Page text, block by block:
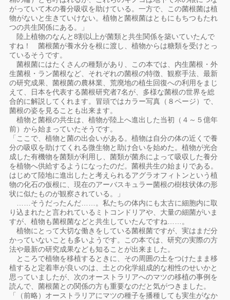
がっていて木の養分吸収を助けている。一方で、この菌根菌は植
物がないと生きていけない。植物と菌根菌はともにもちつもたれ
つの共生関係にある。」
陸上植物のなんと8割以上が菌類と共生関係を築いていたんで
すね！ 菌根菌が養水分を根に渡し、植物からは糖類を受けとっ
ているそうです。
菌根菌にはたくさんの種類があり、この本では、内生菌根・外
生菌根・ラン菌根など、それぞれの菌根の特徴、観察手法、最新
の研究成果、菌根菌の農林業、荒廃地の植生回復への利用をまじ
えて、日本を代表する菌根研究者7名が、多様な菌根の世界を総
合的に解説してくれます。冒頭ではカラー写真（８ページ）で、
菌根の姿を見ることも出来ます。
植物と菌根の共生は、植物が陸上へ進出した当初（４～５億年
前）から始まっていたそうです。
「ここで、植物と菌の出会いがある。植物は自分の体の近くで養
分の吸収を助けてくれる微生物と助け合いを始めた。植物が光合
成した有機物を菌類が利用し、菌類が菌糸によって吸収した養分
を植物へ供給するようになったのだ。菌根共生の始まりである。
はじめて陸地に進出したと考えられるアグラオフィトンという植
物の化石の仮根に、現在のアーバスキュラー菌根の樹枝状体の形
状に似たものが観察されている。」
……そうだったんだ……。私たちの体内にも太古に細胞内に取
り込まれたと言われているミトコンドリアや、大量の細菌がいま
すが、植物も菌根菌などと共生していたんですね……。
植物にとって大切な働きをしている菌根菌ですが、実はまだ分
かっていないことも多いようです。この本では、研究の実際の方
法や最新の研究成果なども知ることが出来ました。
ところで植物を移植するときに、その周囲の土をつけたまま移
植すると定着率が良いのは、土との化学組成的な相性のせいかと
思っていましたが、次のオーストラリアへのマツの移植の事例を
読んで、菌根菌との関係の方も重要なのだと気がつきました。
「（前略）オーストラリアにマツの種子を播種しても実生がなか